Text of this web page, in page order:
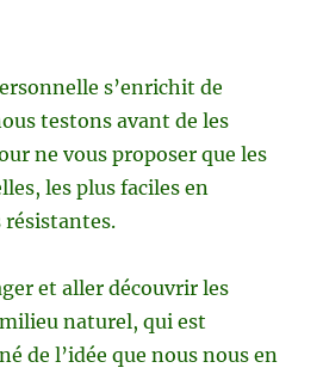
s’enrichit de
testons avant de les
ne vous proposer que les
les plus faciles en
résistantes.
et aller découvrir les
naturel, qui est
de l’idée que nous nous en